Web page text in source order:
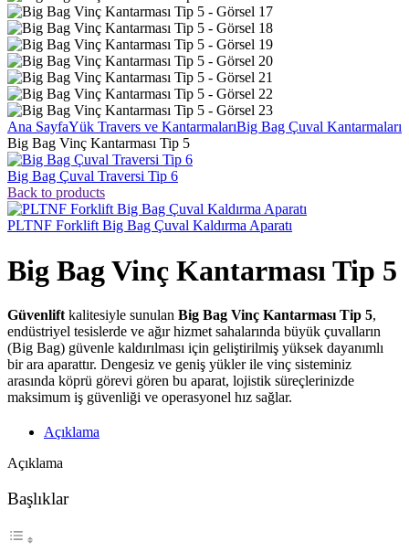
Ana SayfaYük Travers ve KantarmalarıBig Bag Çuval Kantarmaları
Big Bag Vinç Kantarması Tip 5
Big Bag Çuval Traversi Tip 6
Back to products
PLTNF Forklift Big Bag Çuval Kaldırma Aparatı
Big Bag Vinç Kantarması Tip 5
Güvenlift kalitesiyle sunulan Big Bag Vinç Kantarması Tip 5,
endüstriyel tesislerde ve ağır hizmet sahalarında büyük çuvalların
(Big Bag) güvenle kaldırılması için geliştirilmiş yüksek dayanımlı
bir ara aparattır. Dengesiz ve geniş yükler ile vinç sisteminiz
arasında köprü görevi gören bu aparat, lojistik süreçlerinizde
maksimum iş güvenliği ve operasyonel hız sağlar.
Açıklama
Açıklama
Başlıklar